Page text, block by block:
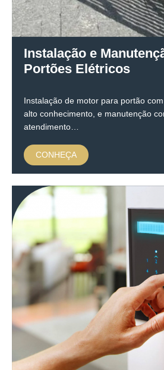
Instalação e
Portões Elétricos
Instalação de motor para portão
alto conhecimento, e manutenção
atendimento…
CONHEÇA